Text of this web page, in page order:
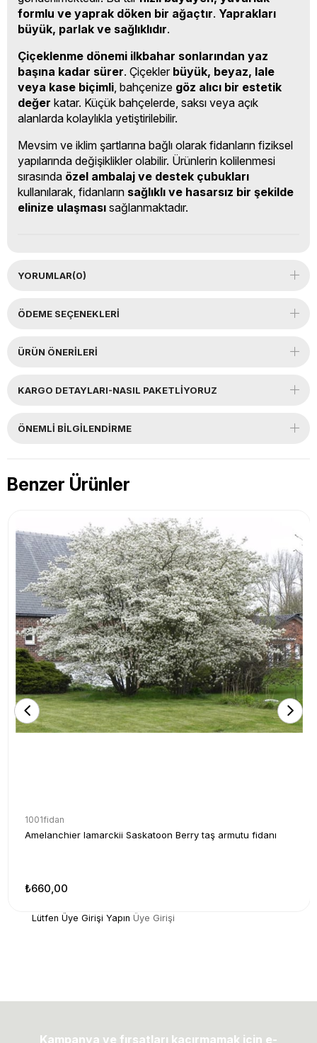
formlu ve yaprak döken bir ağaçtır. Yaprakları
büyük, parlak ve sağlıklıdır.
Çiçeklenme dönemi ilkbahar sonlarından yaz
başına kadar sürer. Çiçekler büyük, beyaz, lale
veya kase biçimli , bahçenize göz alıcı bir estetik
değer katar. Küçük bahçelerde, saksı veya açık
alanlarda kolaylıkla yetiştirilebilir.
Mevsim ve iklim şartlarına bağlı olarak fidanların fiziksel
yapılarında değişiklikler olabilir. Ürünlerin kolilenmesi
sırasında özel ambalaj ve destek çubukları
kullanılarak, fidanların sağlıklı ve hasarsız bir şekilde
elinize ulaşması sağlanmaktadır.
YORUMLAR(0)
ÖDEME SEÇENEKLERI
ÜRÜN ÖNERILERI
KARGO DETAYLARI-NASIL PAKETLİYORUZ
ÖNEMLI BILGILENDIRME
Benzer Ürünler
1001fidan
Amelanchier lamarckii Saskatoon Berry taş armutu fidanı
₺660,00
Lütfen Üye Girişi Yapın Üye Girişi
Kampanya ve fırsatları kaçırmamak için e-